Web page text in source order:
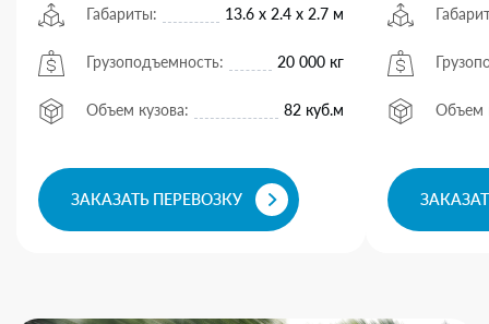
Габариты: 13.6 х 2.4 х 2.7 м
Грузоподъемность: 20 000 кг
Объем кузова: 82 куб.м
ЗАКАЗАТЬ ПЕРЕВОЗКУ
Объем